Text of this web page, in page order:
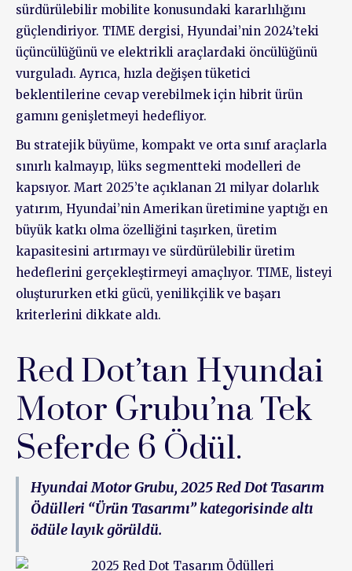
sürdürülebilir mobilite konusundaki kararlılığını
güçlendiriyor. TIME dergisi, Hyundai’nin 2024’teki
üçüncülüğünü ve elektrikli araçlardaki öncülüğünü
vurguladı. Ayrıca, hızla değişen tüketici
beklentilerine cevap verebilmek için hibrit ürün
gamını genişletmeyi hedefliyor.
Bu stratejik büyüme, kompakt ve orta sınıf araçlarla
sınırlı kalmayıp, lüks segmentteki modelleri de
kapsıyor. Mart 2025’te açıklanan 21 milyar dolarlık
yatırım, Hyundai’nin Amerikan üretimine yaptığı en
büyük katkı olma özelliğini taşırken, üretim
kapasitesini artırmayı ve sürdürülebilir üretim
hedeflerini gerçekleştirmeyi amaçlıyor. TIME, listeyi
oluştururken etki gücü, yenilikçilik ve başarı
kriterlerini dikkate aldı.
Red Dot’tan Hyundai
Motor Grubu’na Tek
Seferde 6 Ödül.
Hyundai Motor Grubu, 2025 Red Dot Tasarım
Ödülleri “Ürün Tasarımı” kategorisinde altı
ödüle layık görüldü.